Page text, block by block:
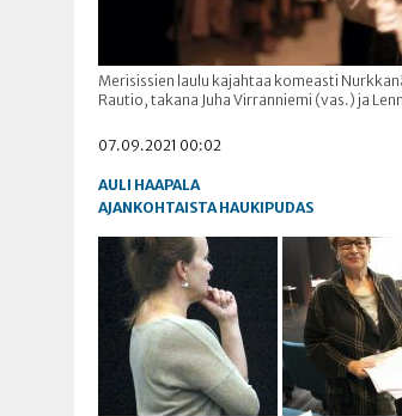
Merisissien laulu kajahtaa komeasti
Rautio, takana Juha Virranniemi (vas.) ja
07.09.2021 00:02
AULI HAAPALA
AJANKOHTAISTA HAUKIPUDAS